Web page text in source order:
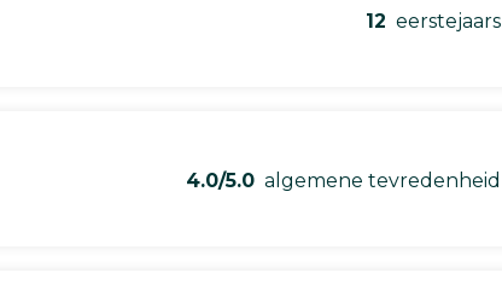
12 eerstejaars
4.0/5.0 algemene tevredenheid